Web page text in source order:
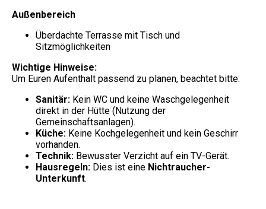
Außenbereich
Überdachte Terrasse mit Tisch und
Sitzmöglichkeiten
Wichtige Hinweise:
Um Euren Aufenthalt passend zu planen, beachtet bitte:
Sanitär: Kein WC und keine Waschgelegenheit
direkt in der Hütte (Nutzung der
Gemeinschaftsanlagen).
Küche: Keine Kochgelegenheit und kein Geschirr
vorhanden.
Technik: Bewusster Verzicht auf ein TV-Gerät.
Hausregeln: Dies ist eine Nichtraucher-
Unterkunft.